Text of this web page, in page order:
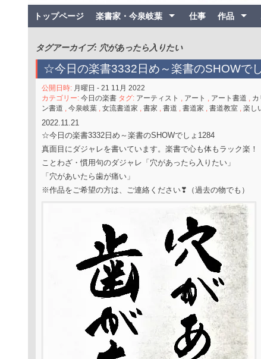
トップページ 楽書家・今泉岐葉 仕事 作品
タグアーカイブ: 穴があったら入りたい
☆今日の楽書3332日め～楽書のSHOWで
公開日時: 月曜日 - 21 11月 2022
カテゴリー: 今日の楽書タグ: アーティスト アート アート書道 カ
ン書道
今泉岐葉, 女流書道家 書家 書道 書道家 書道教室, 楽し
2022.11.21
☆今日の楽書3332日め～楽書のSHOWでしょ1284
真面目にダジャレを書いています。楽書で心も体もラック楽！
ことわざ・慣用句のダジャレ「穴があったら入りたい」
「穴があいたら歯が痛い」
※作品をご希望の方は、ご連絡ください❣（過去の物でも）